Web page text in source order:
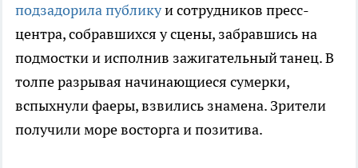
подзадорила публикуи сотрудников пресс-
центра, собравшихся у сцены, забравшись на
подмостки и исполнив зажигательный танец. В
толпе разрывая начинающиеся сумерки,
вспыхнули фаеры, взвились знамена. Зрители
получили море восторга и позитива.